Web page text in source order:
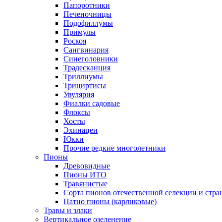
Папоротники
Печеночницы
Подофиллумы
Примулы
Роскоя
Сангвинария
Синеголовники
Традесканция
Триллиумы
Трициртисы
Увулярия
Фиалки садовые
Флоксы
Хосты
Эхинацеи
Юкки
Прочие редкие многолетники
Пионы
Древовидные
Пионы ИТО
Травянистые
Сорта пионов отечественной селекции и
Патио пионы (карликовые)
Травы и злаки
Вертикальное озеленение